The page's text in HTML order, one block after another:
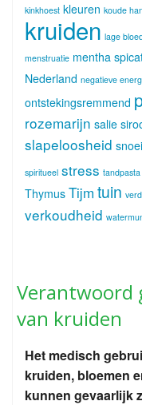
kinkhoest kleuren koude
kruiden lage
menstruatie mentha
Nederland negatieve
ontstekingsremmend
rozemarijn salie
slapeloosheid
spiritueel stress tandpasta
Thymus Tijm tuin
verkoudheid
Verantwoord
van kruiden
Het medisch
kruiden, bloemen
kunnen gevaarlijk